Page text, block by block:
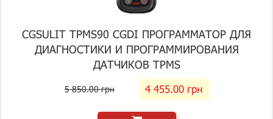
CGSULIT TPMS90 CGDI ПРОГРАММАТОР ДЛЯ
ДИАГНОСТИКИ И ПРОГРАММИРОВАНИЯ
ДАТЧИКОВ TPMS
5 850.00 грн 4 455.00 грн